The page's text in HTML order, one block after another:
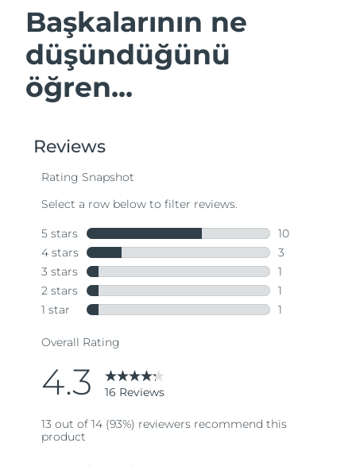
Başkalarının ne
düşündüğünü
öğren...